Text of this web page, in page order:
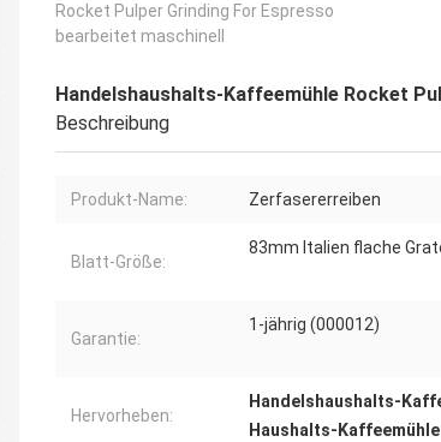
Rocket Pulper Grinding For Espresso
bearbeitet maschinell
Handelshaushalts-Kaffeemühle Rocket
Beschreibung
Produkt-Name: Zerfasererreiben
Blatt-Größe:
83mm Italien flache
Garantie:
1-jährig (000012)
Hervorheben:
Handelshaushalts-
Haushalts-